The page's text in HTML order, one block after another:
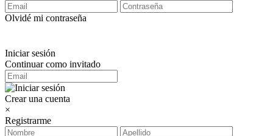
Olvidé mi contraseña
Iniciar sesión
Continuar como invitado
Crear una cuenta
×
Registrarme